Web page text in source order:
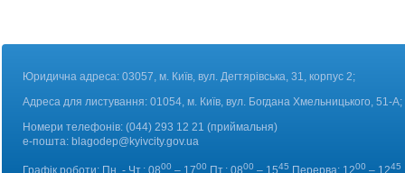
Юридична адреса: 03057, м. Київ, вул. Дегтярівська, 31, корпус 2;
Адреса для листування: 01054, м. Київ, вул. Богдана Хмельницького, 51-А;
Номери телефонів:(044) 293 12 21 (приймальня)
е-пошта: blagodep@kyivcity.gov.ua
Графік роботи: Пн. - Чт.: 0800 – 1700 Пт.: 0800 – 1545 Перерва: 1200 – 1245